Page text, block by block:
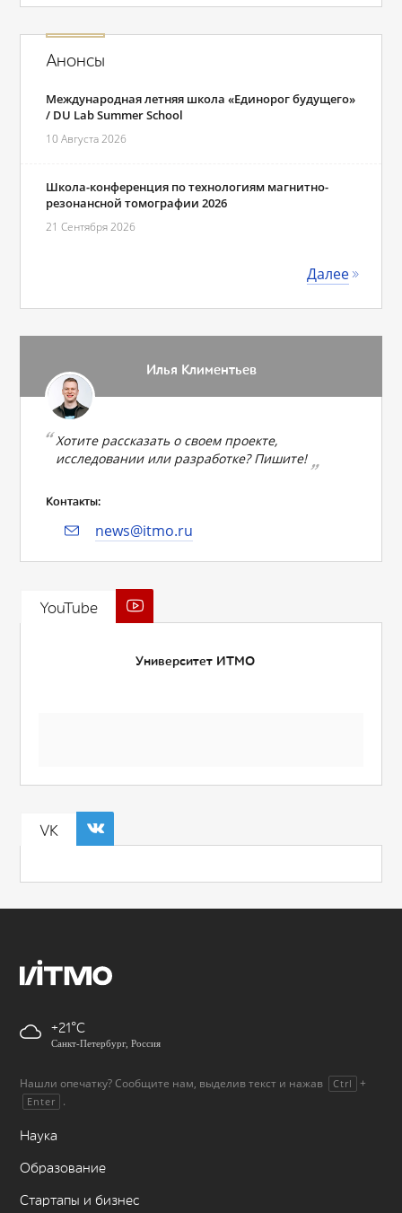
Анонсы
Международная летняя школа «Единорог будущего»
/ DU Lab Summer School
10 Августа 2026
Школа-конференция по технологиям магнитно-
резонансной томографии 2026
21 Сентября 2026
Далее
Илья Климентьев
Хотите рассказать о своем проекте,
исследовании или разработке? Пишите!
Контакты:
news@itmo.ru
YouTube
Университет ИТМО
VK
+21
Санкт-Петербург, Россия
Нашли опечатку? Сообщите нам, выделив текст и нажав Ctrl +
Enter .
Наука
Образование
Стартапы и бизнес